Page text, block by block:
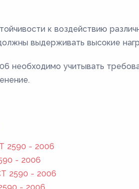
к воздействию
выдерживать высокие
необходимо учитывать
2590 - 2006
- 2006
2590 - 2006